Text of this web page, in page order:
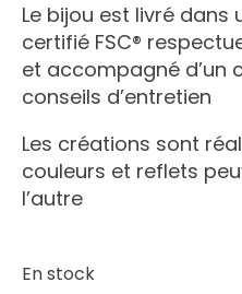
Le bijou est livré dans
certifié FSC®
et accompagné d’un
conseils d’entretien
Les créations sont
couleurs et reflets
l’autre
En stock